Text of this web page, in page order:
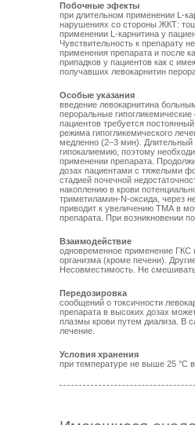
Побочные эфекты
при длительном применении L-
нарушениях со стороны ЖКТ:
применении L-карнитина у
Чувствительность к препарату
применения препарата и после
припадков у пациентов как с
получавших левокарнитин
Особые указания
введение левокарнитина
пероральные
пациентов требуется
режима гипогликемического
медленно (2–3 мин). Длительный
гипокалиемию, поэтому
применении препарата.
дозах пациентами с тяжелыми
стадией почечной
накоплению в крови
триметиламин-N-оксида, через
приводит к увеличению ТМА в
препарата. При возникновении
Взаимодействие
одновременное применение ГКС
организма (кроме печени).
Несовместимость. Не
Передозировка
сообщений о токсичности
препарата в высоких дозах
плазмы крови путем диализа. В
лечение.
Условия хранения
при температуре не выше 25 °С